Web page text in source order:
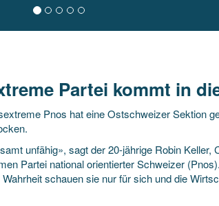
Partei kommt in
Pnos hat eine Ostschweizer Sektion
unfähig», sagt der 20-jährige Robin Keller,
Partei national orientierter Schweizer
schauen sie nur für sich und die